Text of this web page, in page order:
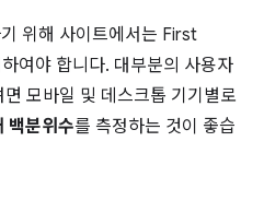
위해 사이트에서는 First
여야 합니다. 대부분의 사용자
모바일 및 데스크톱 기기별로
백분위수를 측정하는 것이 좋습